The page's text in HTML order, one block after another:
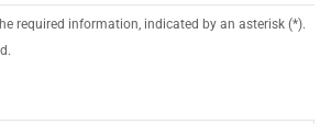
required information, indicated by an asterisk (*).